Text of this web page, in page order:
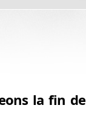
la fin de